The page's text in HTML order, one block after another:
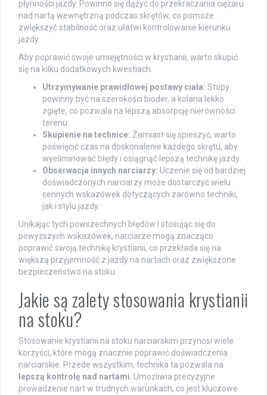
płynności jazdy. Powinno się dążyć do przekraczania ciężaru
nad nartą wewnętrzną podczas skrętów, co pomoże
zwiększyć stabilność oraz ułatwi kontrolowanie kierunku
jazdy.
Aby poprawić swoje umiejętności w krystianii, warto skupić
się na kilku dodatkowych kwestiach:
Utrzymywanie prawidłowej postawy ciała: Stopy
powinny być na szerokości bioder, a kolana lekko
zgięte, co pozwala na lepszą absorpcję nierówności
terenu.
Skupienie na technice: Zamiast się spieszyć, warto
poświęcić czas na doskonalenie każdego skrętu, aby
wyeliminować błędy i osiągnąć lepszą technikę jazdy.
Obserwacja innych narciarzy: Uczenie się od bardziej
doświadczonych narciarzy może dostarczyć wielu
cennych wskazówek dotyczących zarówno techniki,
jak i stylu jazdy.
Unikając tych powszechnych błędów i stosując się do
powyższych wskazówek, narciarze mogą znacząco
poprawić swoją technikę krystianii, co przekłada się na
większą przyjemność z jazdy na nartach oraz zwiększone
bezpieczeństwo na stoku.
Jakie są zalety stosowania krystianii
na stoku?
Stosowanie krystianii na stoku narciarskim przynosi wiele
korzyści, które mogą znacznie poprawić doświadczenia
narciarskie. Przede wszystkim, technika ta pozwala na
lepszą kontrolę nad nartami. Umożliwia precyzyjne
prowadzenie nart w trudnych warunkach, co jest kluczowe